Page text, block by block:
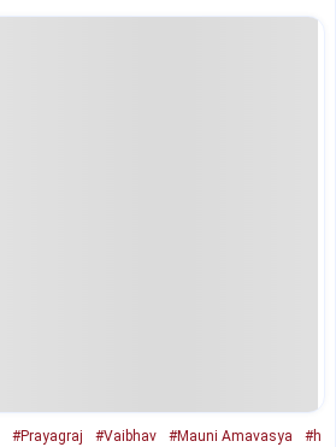
#Prayagraj #Vaibhav #Mauni Amavasya
#h